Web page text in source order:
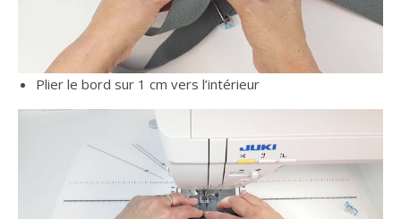
Plier le bord sur 1 cm vers l’intérieur